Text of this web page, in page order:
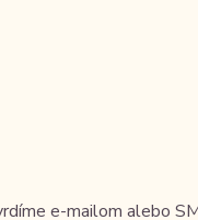
e-mailom alebo